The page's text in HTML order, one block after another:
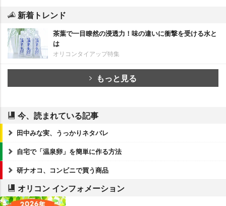
新着トレンド
茶葉で一目瞭然の浸透力！味の違いに衝撃を受ける水と
は
オリコンタイアップ特集
もっと見る
今、読まれている記事
田中みな実、うっかりネタバレ
自宅で「温泉卵」を簡単に作る方法
研ナオコ、コンビニで買う商品
オリコン インフォメーション